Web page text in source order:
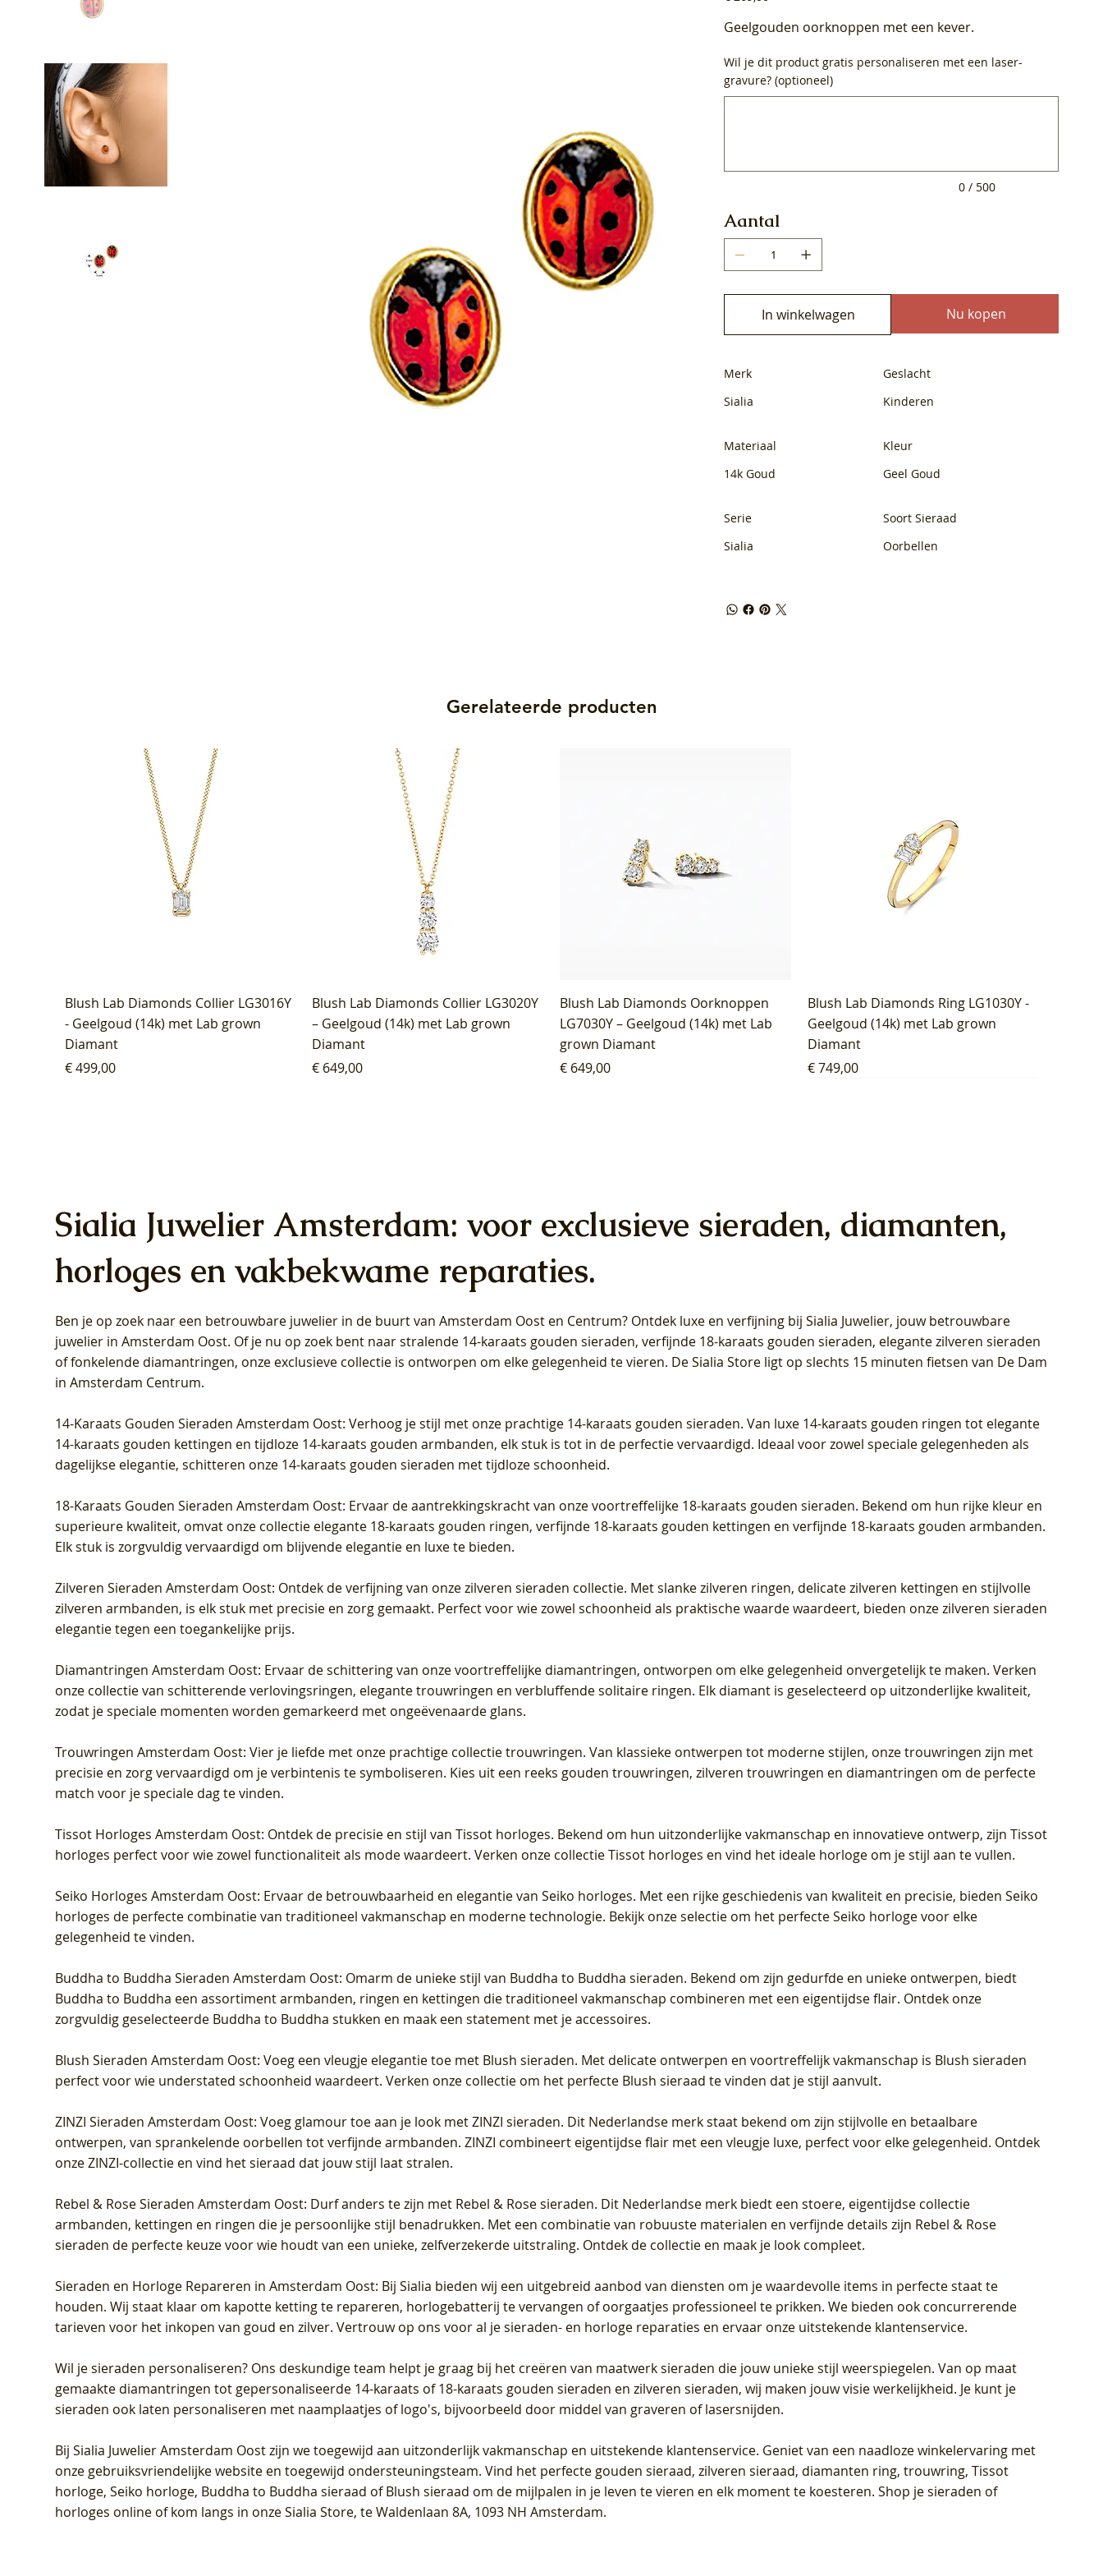
Geelgouden oorknoppen met een kever.
Wil je dit product gratis personaliseren met een laser-
gravure? (optioneel)
0 / 500
Aantal
In winkelwagen Nu kopen
Merk
Sialia
Geslacht
Kinderen
Materiaal
14k Goud
Kleur
Geel Goud
Serie
Sialia
Soort Sieraad
Oorbellen
Gerelateerde producten
Blush Lab Diamonds Collier LG3016Y
- Geelgoud (14k) met Lab grown
Diamant
Prijs
€ 499,00
Blush Lab Diamonds Collier LG3020Y
– Geelgoud (14k) met Lab grown
Diamant
Prijs
€ 649,00
Blush Lab Diamonds Oorknoppen
LG7030Y – Geelgoud (14k) met Lab
grown Diamant
Prijs
€ 649,00
Blush Lab Diamonds Ring LG1030Y -
Geelgoud (14k) met Lab grown
Diamant
Prijs
€ 749,00
Blush Lab Diamonds Oorhangers
LG9006Y/S - Geelgoud (14k) met Lab
grown Diamant
Blush Lab Diamonds Oorhangers
LG9007Y/S - Geelgoud (14k) met Lab
grown Diamant
Blush Lab Diamonds Ring LG1028Y -
Geelgoud (14k) met Lab grown
Diamant
Blush Lab Diamonds Collier LG3014Y
- Geelgoud (14k) met Lab grown
Diamant
Blush Lab Diamonds Collier LG3019Y
– Geelgoud (14k) met Lab grown
Diamant
Blush Lab Diamonds Ring LG1042Y –
Geelgoud (14k) met Lab grown
Diamant
Blush Lab Diamonds Oorknoppen
LG7027Y - Geelgoud (14k) met Lab
grown Diamant
Blush Lab Diamonds Ring LG1029Y -
Geelgoud (14k) met Lab grown
Diamant
Blush Lab Diamonds Ring LG1031Y -
Geelgoud (14k) met Lab grown
Diamant
Blush Lab Diamonds Ring LG1044Y –
Geelgoud (14k) met Lab grown
Diamant
Blush Lab Diamonds Oorknoppen
LG7026Y - Geelgoud (14k) met Lab
grown Diamant
Blush Lab Diamonds Oorknoppen
LG7033Y – Geelgoud (14k) met Lab
grown Diamant
Sialia Juwelier Amsterdam: voor exclusieve sieraden, diamanten,
horloges en vakbekwame reparaties.
Ben je op zoek naar een betrouwbare juwelier in de buurt van Amsterdam Oost en Centrum? Ontdek luxe en verfijning bij Sialia Juwelier, jouw betrouwbare
juwelier in Amsterdam Oost. Of je nu op zoek bent naar stralende 14-karaats gouden sieraden, verfijnde 18-karaats gouden sieraden, elegante zilveren sieraden
of fonkelende diamantringen, onze exclusieve collectie is ontworpen om elke gelegenheid te vieren. De Sialia Store ligt op slechts 15 minuten fietsen van De Dam
in Amsterdam Centrum.
14-Karaats Gouden Sieraden Amsterdam Oost: Verhoog je stijl met onze prachtige 14-karaats gouden sieraden. Van luxe 14-karaats gouden ringen tot elegante
14-karaats gouden kettingen en tijdloze 14-karaats gouden armbanden, elk stuk is tot in de perfectie vervaardigd. Ideaal voor zowel speciale gelegenheden als
dagelijkse elegantie, schitteren onze 14-karaats gouden sieraden met tijdloze schoonheid.
18-Karaats Gouden Sieraden Amsterdam Oost: Ervaar de aantrekkingskracht van onze voortreffelijke 18-karaats gouden sieraden. Bekend om hun rijke kleur en
superieure kwaliteit, omvat onze collectie elegante 18-karaats gouden ringen, verfijnde 18-karaats gouden kettingen en verfijnde 18-karaats gouden armbanden.
Elk stuk is zorgvuldig vervaardigd om blijvende elegantie en luxe te bieden.
Zilveren Sieraden Amsterdam Oost: Ontdek de verfijning van onze zilveren sieraden collectie. Met slanke zilveren ringen, delicate zilveren kettingen en stijlvolle
zilveren armbanden, is elk stuk met precisie en zorg gemaakt. Perfect voor wie zowel schoonheid als praktische waarde waardeert, bieden onze zilveren sieraden
elegantie tegen een toegankelijke prijs.
Diamantringen Amsterdam Oost: Ervaar de schittering van onze voortreffelijke diamantringen, ontworpen om elke gelegenheid onvergetelijk te maken. Verken
onze collectie van schitterende verlovingsringen, elegante trouwringen en verbluffende solitaire ringen. Elk diamant is geselecteerd op uitzonderlijke kwaliteit,
zodat je speciale momenten worden gemarkeerd met ongeëvenaarde glans.
Trouwringen Amsterdam Oost: Vier je liefde met onze prachtige collectie trouwringen. Van klassieke ontwerpen tot moderne stijlen, onze trouwringen zijn met
precisie en zorg vervaardigd om je verbintenis te symboliseren. Kies uit een reeks gouden trouwringen, zilveren trouwringen en diamantringen om de perfecte
match voor je speciale dag te vinden.
Tissot Horloges Amsterdam Oost: Ontdek de precisie en stijl van Tissot horloges. Bekend om hun uitzonderlijke vakmanschap en innovatieve ontwerp, zijn Tissot
horloges perfect voor wie zowel functionaliteit als mode waardeert. Verken onze collectie Tissot horloges en vind het ideale horloge om je stijl aan te vullen.
Seiko Horloges Amsterdam Oost: Ervaar de betrouwbaarheid en elegantie van Seiko horloges. Met een rijke geschiedenis van kwaliteit en precisie, bieden Seiko
horloges de perfecte combinatie van traditioneel vakmanschap en moderne technologie. Bekijk onze selectie om het perfecte Seiko horloge voor elke
gelegenheid te vinden.
Buddha to Buddha Sieraden Amsterdam Oost: Omarm de unieke stijl van Buddha to Buddha sieraden. Bekend om zijn gedurfde en unieke ontwerpen, biedt
Buddha to Buddha een assortiment armbanden, ringen en kettingen die traditioneel vakmanschap combineren met een eigentijdse flair. Ontdek onze
zorgvuldig geselecteerde Buddha to Buddha stukken en maak een statement met je accessoires.
Blush Sieraden Amsterdam Oost: Voeg een vleugje elegantie toe met Blush sieraden. Met delicate ontwerpen en voortreffelijk vakmanschap is Blush sieraden
perfect voor wie understated schoonheid waardeert. Verken onze collectie om het perfecte Blush sieraad te vinden dat je stijl aanvult.
ZINZI Sieraden Amsterdam Oost: Voeg glamour toe aan je look met ZINZI sieraden. Dit Nederlandse merk staat bekend om zijn stijlvolle en betaalbare
ontwerpen, van sprankelende oorbellen tot verfijnde armbanden. ZINZI combineert eigentijdse flair met een vleugje luxe, perfect voor elke gelegenheid. Ontdek
onze ZINZI-collectie en vind het sieraad dat jouw stijl laat stralen.
Rebel & Rose Sieraden Amsterdam Oost: Durf anders te zijn met Rebel & Rose sieraden. Dit Nederlandse merk biedt een stoere, eigentijdse collectie
armbanden, kettingen en ringen die je persoonlijke stijl benadrukken. Met een combinatie van robuuste materialen en verfijnde details zijn Rebel & Rose
sieraden de perfecte keuze voor wie houdt van een unieke, zelfverzekerde uitstraling. Ontdek de collectie en maak je look compleet.
Sieraden en Horloge Repareren in Amsterdam Oost: Bij Sialia bieden wij een uitgebreid aanbod van diensten om je waardevolle items in perfecte staat te
houden. Wij staat klaar om kapotte ketting te repareren, horlogebatterij te vervangen of oorgaatjes professioneel te prikken. We bieden ook concurrerende
tarieven voor het inkopen van goud en zilver. Vertrouw op ons voor al je sieraden- en horloge reparaties en ervaar onze uitstekende klantenservice.
Wil je sieraden personaliseren? Ons deskundige team helpt je graag bij het creëren van maatwerk sieraden die jouw unieke stijl weerspiegelen. Van op maat
gemaakte diamantringen tot gepersonaliseerde 14-karaats of 18-karaats gouden sieraden en zilveren sieraden, wij maken jouw visie werkelijkheid. Je kunt je
sieraden ook laten personaliseren met naamplaatjes of logo's, bijvoorbeeld door middel van graveren of lasersnijden.
BijSialia Juwelier Amsterdam Oostzijn we toegewijd aan uitzonderlijk vakmanschap en uitstekende klantenservice. Geniet van een naadloze winkelervaring met
onze gebruiksvriendelijke website en toegewijd ondersteuningsteam. Vind het perfecte gouden sieraad, zilveren sieraad, diamanten ring, trouwring, Tissot
horloge, Seiko horloge, Buddha to Buddha sieraad of Blush sieraad om de mijlpalen in je leven te vieren en elk moment te koesteren. Shop je sieraden of
horloges online of kom langs in onze Sialia Store, te Waldenlaan 8A, 1093 NH Amsterdam.